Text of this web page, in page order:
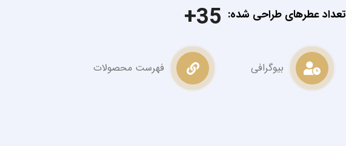
35 تعداد عطرهای طراحی شده
بیوگرافی فهرست محصولات